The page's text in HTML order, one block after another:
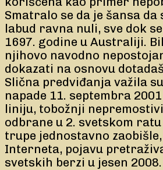
Smatralo se da je šansa
labud ravna nuli, sve dok
1697. godine u Australiji.
njihovo navodno
dokazati na osnovu
Slična predviđanja važila
napade 11. septembra
liniju, tobožnji
odbrane u 2. svetskom
trupe jednostavno
Interneta, pojavu
svetskih berzi u jesen